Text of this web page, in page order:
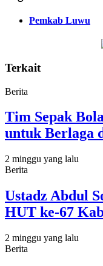
Pemkab Luwu
Terkait
Berita
Tim Sepak
untuk Berlaga
2 minggu yang lalu
Berita
Ustadz Abdul
HUT ke-67
2 minggu yang lalu
Berita